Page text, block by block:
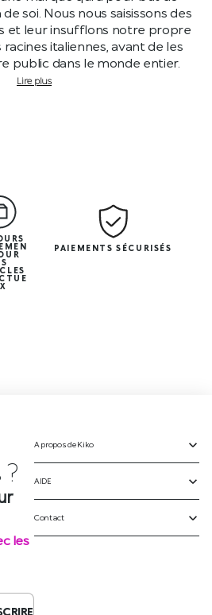
soi. Nous nous saisissons des
et leur insufflons notre propre
italiennes, avant de les
public dans le monde entier.
Lire plus
PAIEMENTS SÉCURISÉS
les
A propos de Kiko
AIDE
Contact
NOUS SUR